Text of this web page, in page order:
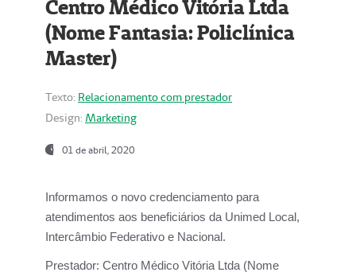
Centro Médico Vitória Ltda
(Nome Fantasia: Policlínica
Master)
Texto: Relacionamento com prestador
Design: Marketing
01 de abril, 2020
Informamos o novo credenciamento para
atendimentos aos beneficiários da Unimed Local,
Intercâmbio Federativo e Nacional.
Prestador: Centro Médico Vitória Ltda (Nome